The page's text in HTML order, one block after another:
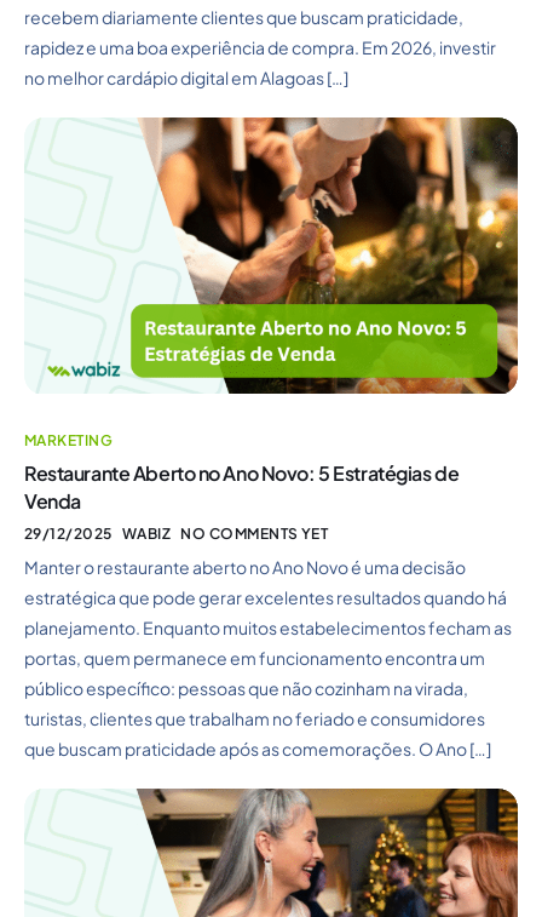
recebem diariamente clientes que buscam praticidade,
rapidez e uma boa experiência de compra. Em 2026, investir
no melhor cardápio digital em Alagoas […]
MARKETING
Restaurante Aberto no Ano Novo: 5 Estratégias de
Venda
29/12/2025 WABIZ NO COMMENTS YET
Manter o restaurante aberto no Ano Novo é uma decisão
estratégica que pode gerar excelentes resultados quando há
planejamento. Enquanto muitos estabelecimentos fecham as
portas, quem permanece em funcionamento encontra um
público específico: pessoas que não cozinham na virada,
turistas, clientes que trabalham no feriado e consumidores
que buscam praticidade após as comemorações. O Ano […]